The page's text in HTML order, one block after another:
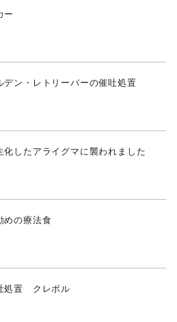
ー
デン・レトリーバーの催吐処置
したアライグマに襲われました
めの療法食
処置 クレボル